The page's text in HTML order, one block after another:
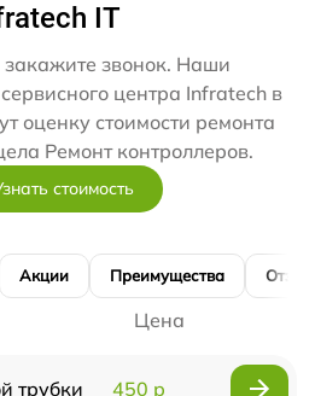
IT
закажите звонок. Наши
центра Infratech в
оценку стоимости ремонта
Ремонт контроллеров.
стоимость
Акции Преимущества
Цена
трубки 450 р